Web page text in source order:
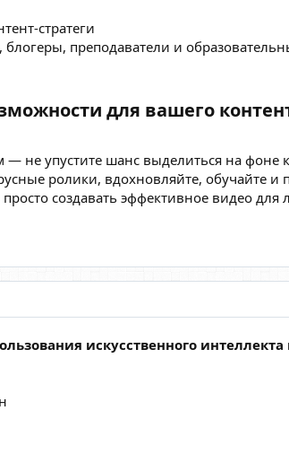
стратеги
преподаватели и
для вашего
— не упустите шанс выделиться на фоне
ролики, вдохновляйте, обучайте
создавать эффективное видео для
искусственного